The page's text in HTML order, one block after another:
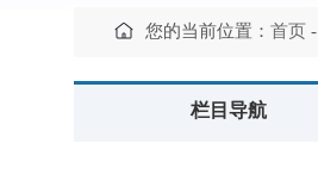
您的当前位置： 首页 -
栏目导航